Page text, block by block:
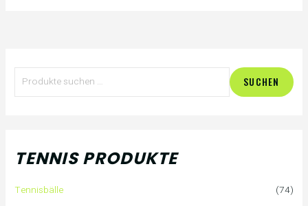
SUCHEN
TENNIS PRODUKTE
Tennisbälle
(74)